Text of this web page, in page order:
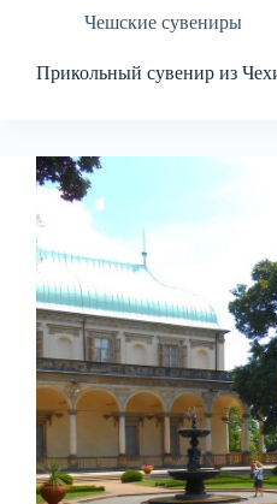
Чешские сувениры
Прикольный сувенир из